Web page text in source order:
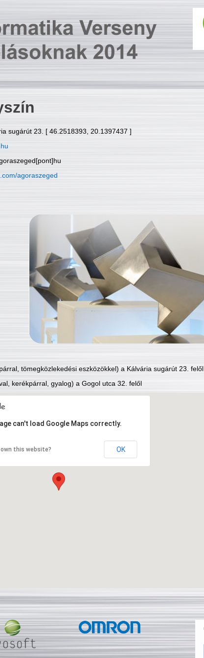
sugárút 23. [ 46.2518393, 20.1397437 ]
agoraszeged
tömegközlekedési eszközökkel) a Kálvária sugárút 23. felől
kerékpárral, gyalog) a Gogol utca 32. felől
can't load Google Maps correctly.
own this website? OK